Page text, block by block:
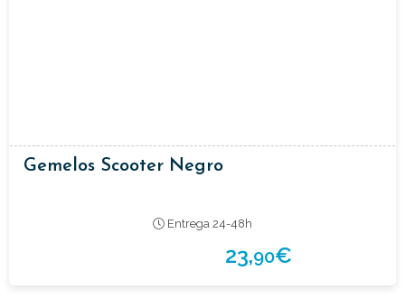
Gemelos Scooter Negro
Entrega 24-48h
23,90€